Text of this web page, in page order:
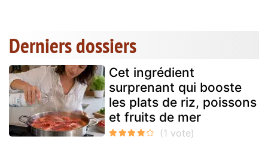
Derniers dossiers
Cet ingrédient
surprenant qui booste
les plats de riz, poissons
et fruits de mer